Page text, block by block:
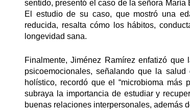
sentido, presentó el caso de la señora
El estudio de su caso, que mostró una
reducida, resalta cómo los hábitos,
longevidad sana.
Finalmente, Jiménez Ramírez enfatizó
psicoemocionales, señalando que la
holístico, recordó que el “microbioma
subraya la importancia de estudiar y
buenas relaciones interpersonales, además